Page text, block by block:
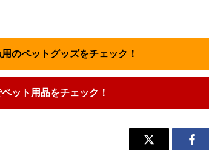
のペットグッズをチェック！
ット用品をチェック！